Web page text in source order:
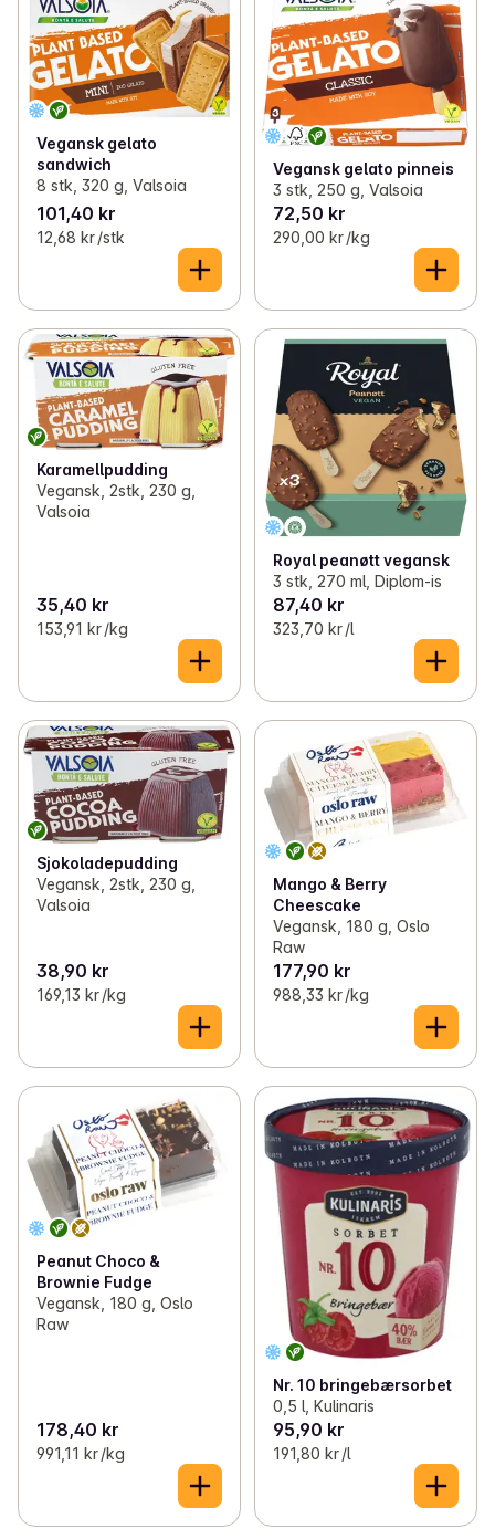
Vegansk gelato
sandwich
8 stk, 320 g, Valsoia
101,40 kr
12,68 kr /stk
Vegansk gelato pinneis
3 stk, 250 g, Valsoia
72,50 kr
290,00 kr /kg
Karamellpudding
Vegansk, 2stk, 230 g,
Valsoia
35,40 kr
153,91 kr /kg
Royal peanøtt vegansk
3 stk, 270 ml, Diplom-is
87,40 kr
323,70 kr /l
Sjokoladepudding
Vegansk, 2stk, 230 g,
Valsoia
38,90 kr
169,13 kr /kg
Mango & Berry
Cheescake
Vegansk, 180 g, Oslo
Raw
177,90 kr
988,33 kr /kg
Peanut Choco &
Brownie Fudge
Vegansk, 180 g, Oslo
Raw
178,40 kr
991,11 kr /kg
Nr. 10 bringebærsorbet
0,5 l, Kulinaris
95,90 kr
191,80 kr /l